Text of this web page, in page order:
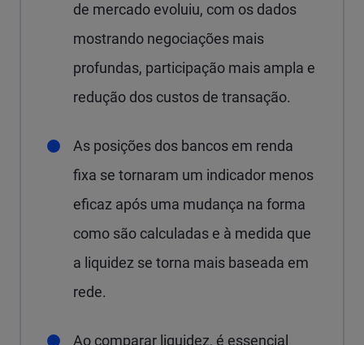
de mercado evoluiu, com os dados
mostrando negociações mais
profundas, participação mais ampla e
redução dos custos de transação.
As posições dos bancos em renda
fixa se tornaram um indicador menos
eficaz após uma mudança na forma
como são calculadas e à medida que
a liquidez se torna mais baseada em
rede.
Ao comparar liquidez, é essencial